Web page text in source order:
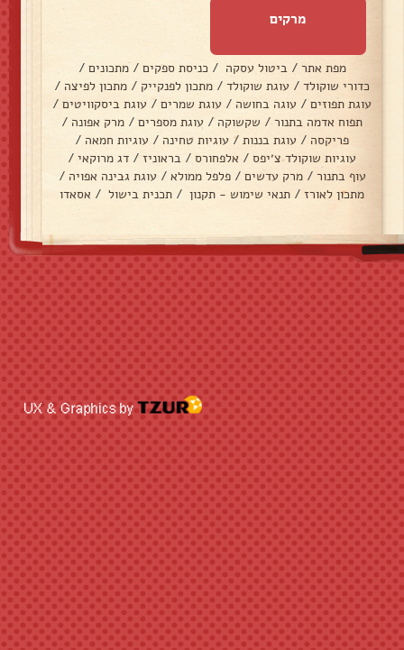
מרקים
מפת אתר / ביטול עסקה / כניסת ספקים / מתכונים /
כדורי שוקולד / עוגת שוקולד / מתכון לפנקייק / מתכון לפיצה /
עוגת תפוזים / עוגה בחושה / עוגת שמרים / עוגת ביסקוויטים /
תפוח אדמה בתנור/ שקשוקה / עוגת מספרים / מרק אפונה /
פריקסה / עוגת בננות / עוגיות טחינה / עוגיות חמאה /
עוגיות שוקולד צ׳יפס / אלפחורס / בראוניז / דג מרוקאי /
עוף בתנור / מרק עדשים / פלפל ממולא / עוגת גבינה אפויה /
מתכון לאורז / תנאי שימוש - תקנון / תכנית בישול / אסאדו